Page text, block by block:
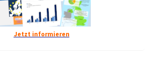
Jetzt informieren